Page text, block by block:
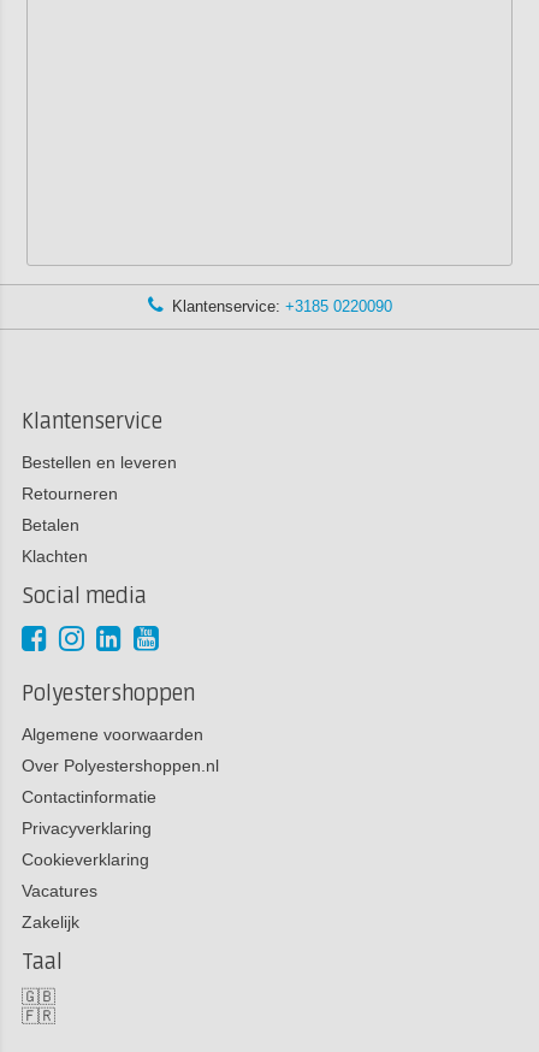
Klantenservice: +3185 0220090
Klantenservice
Bestellen en leveren
Retourneren
Betalen
Klachten
Social media
Polyestershoppen
Algemene voorwaarden
Over Polyestershoppen.nl
Contactinformatie
Privacyverklaring
Cookieverklaring
Vacatures
Zakelijk
Taal
🇬🇧
🇫🇷